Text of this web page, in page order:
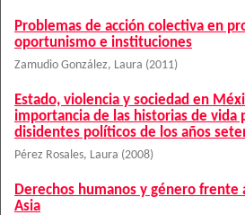
Problemas de acción colectiva en
oportunismo e instituciones
Zamudio González, Laura (2011)
Estado, violencia y sociedad en
importancia de las historias de vida
disidentes políticos de los años
Pérez Rosales, Laura (2008)
Derechos humanos y género
Asia